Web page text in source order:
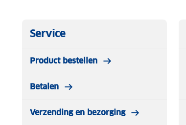
Service
Product bestellen
Betalen
Verzending en bezorging